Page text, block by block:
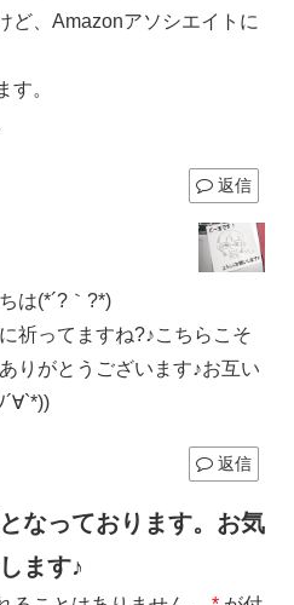
ど、Amazonアソシエイトに
す。
返信
は(*´?｀?*)
祈ってますね?♪こちらこそ
りがとうございます♪お互い
返信
なっております。お気
ます♪